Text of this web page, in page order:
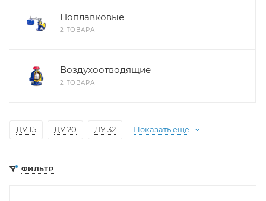
Поплавковые
2 ТОВАРА
Воздухоотводящие
2 ТОВАРА
ДУ 15 ДУ 20 ДУ 32 Показать еще
ФИЛЬТР